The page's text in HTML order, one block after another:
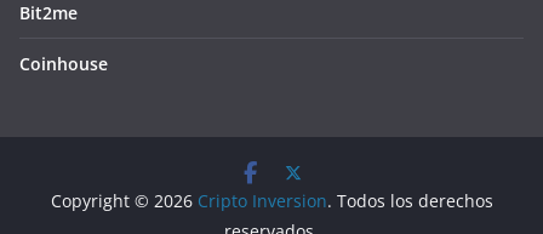
Bit2me
Coinhouse
Copyright © 2026 Cripto Inversion. Todos los derechos